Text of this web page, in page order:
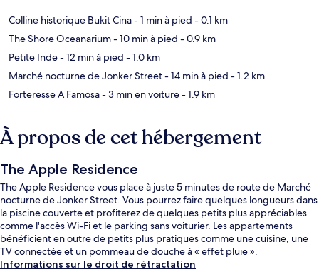
Colline historique Bukit Cina- 1 min à pied - 0.1 km
The Shore Oceanarium- 10 min à pied - 0.9 km
Petite Inde- 12 min à pied - 1.0 km
Marché nocturne de Jonker Street- 14 min à pied - 1.2 km
Forteresse A Famosa- 3 min en voiture- 1.9 km
À propos de cet hébergement
The Apple Residence
The Apple Residence vous place à juste 5 minutes de route de Marché
nocturne de Jonker Street. Vous pourrez faire quelques longueurs dans
la piscine couverte et profiterez de quelques petits plus appréciables
comme l'accès Wi-Fi et le parking sans voiturier. Les appartements
bénéficient en outre de petits plus pratiques comme une cuisine, une
TV connectée et un pommeau de douche à « effet pluie ».
Informations sur le droit de rétractation